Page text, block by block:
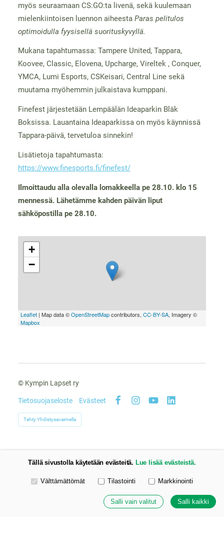
myös seuraamaan CS:GO:ta livenä, sekä kuulemaan
mielenkiintoisen luennon aiheesta Paras pelitulos
optimoidulla fyysisellä suorituskyvyllä.
Mukana tapahtumassa: Tampere United, Tappara,
Koovee, Classic, Elovena, Upcharge, Vireltek , Conquer,
YMCA, Lumi Esports, CSKeisari, Central Line sekä
muutama myöhemmin julkaistava kumppani.
Finefest järjestetään Lempäälän Ideaparkin Bläk
Boksissa. Lauantaina Ideaparkissa on myös käynnissä
Tappara-päivä, tervetuloa sinnekin!
Lisätietoja tapahtumasta:
https://www.finesports.fi/finefest/
Ilmoittaudu alla olevalla lomakkeella pe 28.10. klo 15
mennessä. Lähetämme kahden päivän liput
sähköpostilla pe 28.10.
+
−
Leaflet| Map data ©OpenStreetMapcontributors, CC-BY-SA, Imagery ©
Mapbox
© Kympin Lapset ry
Tietosuojaseloste
Evästeet
Tehty Yhdistysavaimella
Tällä sivustolla käytetään evästeitä. Lue lisää evästeistä.
Valitse käytettävät evästeet
Välttämättömät Tilastointi Markkinointi
Salli vain valitut Salli kaikki